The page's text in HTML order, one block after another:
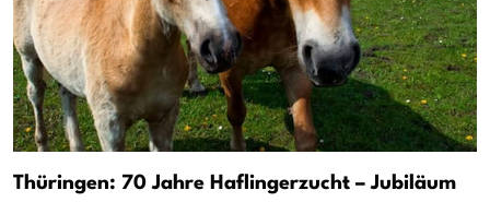
Thüringen: 70 Jahre Haflingerzucht – Jubiläum